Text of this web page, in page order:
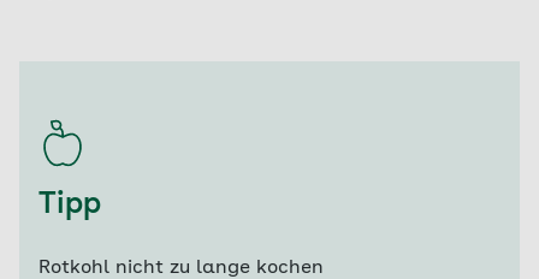
Tipp
Rotkohl nicht zu lange kochen